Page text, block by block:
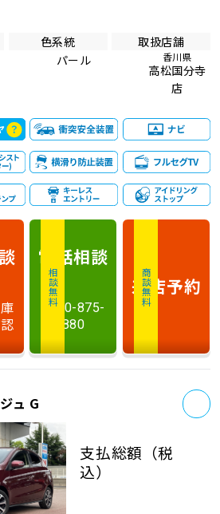
色系統
パール
取扱店舗
香川県
高松国分寺
店
相談無料
電話相談
0120-875-
880
商談無料
来店予約
ュ G
支払総額 （税
込）